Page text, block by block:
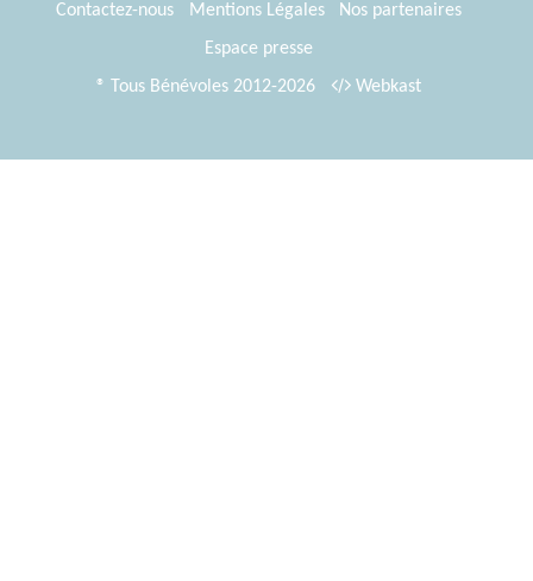
Contactez-nous
Mentions Légales
Nos partenaires
Espace presse
® Tous Bénévoles 2012-2026
Webkast